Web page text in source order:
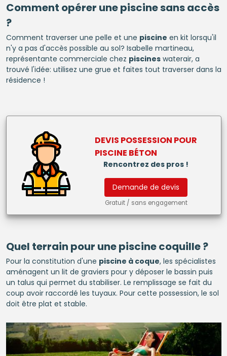
Comment opérer unepiscinesans accès
?
Comment traverser une pelle et une piscine en kit lorsqu'il
n'y a pas d'accès possible au sol? Isabelle martineau,
représentante commerciale chez piscineswaterair, a
trouvé l'idée: utilisez une grue et faites tout traverser dans la
résidence !
DEVIS POSSESSION POUR
PISCINE BÉTON
Rencontrez des pros !
Demande de devis
Gratuit / sans engagement
Quel terrain pour unepiscinecoquille ?
Pour la constitution d'une piscine à coque, les spécialistes
aménagent un lit de graviers pour y déposer le bassin puis
un talus qui permet du stabiliser. Le remplissage se fait du
coup avoir raccordé les tuyaux. Pour cette possession, le sol
doit être plat et stable.